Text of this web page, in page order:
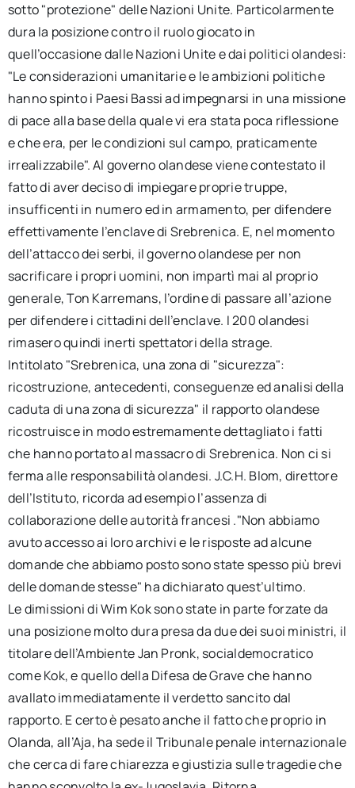
sotto "protezione" delle Nazioni Unite. Particolarmente
dura la posizione contro il ruolo giocato in
quell’occasione dalle Nazioni Unite e dai politici olandesi:
"Le considerazioni umanitarie e le ambizioni politiche
hanno spinto i Paesi Bassi ad impegnarsi in una missione
di pace alla base della quale vi era stata poca riflessione
e che era, per le condizioni sul campo, praticamente
irrealizzabile". Al governo olandese viene contestato il
fatto di aver deciso di impiegare proprie truppe,
insufficenti in numero ed in armamento, per difendere
effettivamente l’enclave di Srebrenica. E, nel momento
dell’attacco dei serbi, il governo olandese per non
sacrificare i propri uomini, non impartì mai al proprio
generale, Ton Karremans, l’ordine di passare all’azione
per difendere i cittadini dell’enclave. I 200 olandesi
rimasero quindi inerti spettatori della strage.
Intitolato "Srebrenica, una zona di "sicurezza":
ricostruzione, antecedenti, conseguenze ed analisi della
caduta di una zona di sicurezza" il rapporto olandese
ricostruisce in modo estremamente dettagliato i fatti
che hanno portato al massacro di Srebrenica. Non ci si
ferma alle responsabilità olandesi. J.C.H. Blom, direttore
dell’Istituto, ricorda ad esempio l’assenza di
collaborazione delle autorità francesi ."Non abbiamo
avuto accesso ai loro archivi e le risposte ad alcune
domande che abbiamo posto sono state spesso più brevi
delle domande stesse" ha dichiarato quest’ultimo.
Le dimissioni di Wim Kok sono state in parte forzate da
una posizione molto dura presa da due dei suoi ministri, il
titolare dell’Ambiente Jan Pronk, socialdemocratico
come Kok, e quello della Difesa de Grave che hanno
avallato immediatamente il verdetto sancito dal
rapporto. E certo è pesato anche il fatto che proprio in
Olanda, all’Aja, ha sede il Tribunale penale internazionale
che cerca di fare chiarezza e giustizia sulle tragedie che